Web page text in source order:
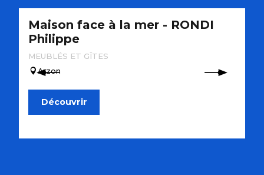
Maison face à la mer - RONDI
Philippe
MEUBLÉS ET GÎTES
Arzon
Découvrir